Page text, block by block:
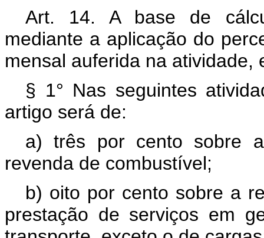
Art. 14. A base de
mediante a aplicação do
mensal auferida na atividade,
§ 1° Nas seguintes
artigo será de:
a) três por cento sobre
revenda de combustível;
b) oito por cento sobre a
prestação de serviços em